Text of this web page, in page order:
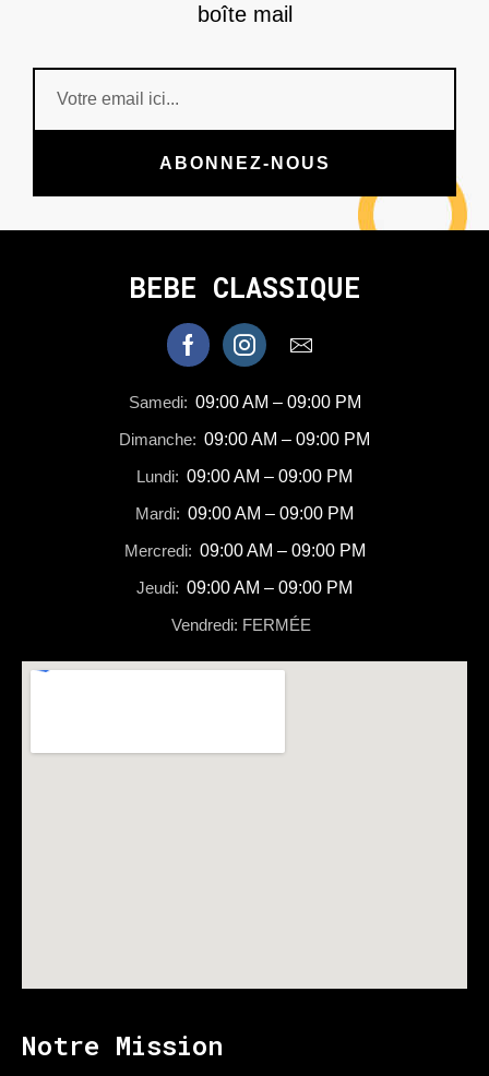
boîte mail
ABONNEZ-NOUS
BEBE CLASSIQUE
Samedi: 09:00 AM – 09:00 PM
Dimanche: 09:00 AM – 09:00 PM
Lundi: 09:00 AM – 09:00 PM
Mardi: 09:00 AM – 09:00 PM
Mercredi: 09:00 AM – 09:00 PM
Jeudi: 09:00 AM – 09:00 PM
Vendredi: FERMÉE
Notre Mission